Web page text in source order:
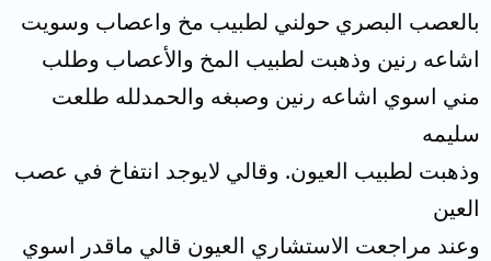
بالعصب البصري حولني لطبيب مخ واعصاب وسويت
اشاعه رنين وذهبت لطبيب المخ والأعصاب وطلب
مني اسوي اشاعه رنين وصبغه والحمدلله طلعت
سليمه
وذهبت لطبيب العيون. وقالي لايوجد انتفاخ في عصب
العين
وعند مراجعت الاستشاري العيون قالي ماقدر اسوي